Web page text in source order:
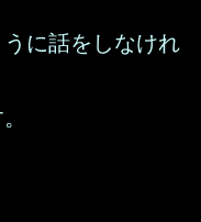
に話をしなけれ